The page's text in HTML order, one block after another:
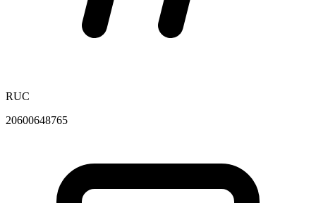
RUC
20600648765